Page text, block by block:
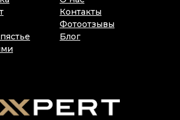
Контакты
Фотоотзывы
Блог